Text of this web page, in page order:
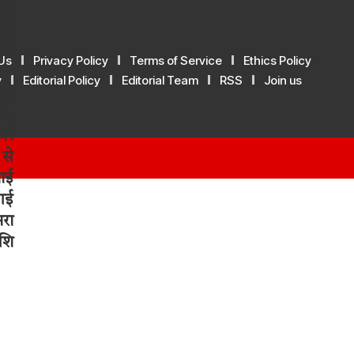
Privacy Policy Terms of Service
Ethics Policy
Editorial Policy Editorial Team RSS Join us